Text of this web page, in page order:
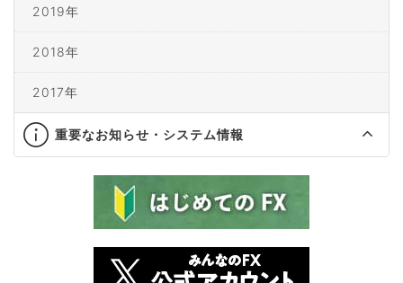
2019年
2018年
2017年
重要なお知らせ・システム情報